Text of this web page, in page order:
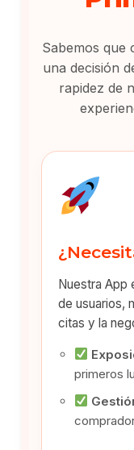
Sabemos que
una decisión
rapidez de
Nuestra App
de usuarios,
citas y la
primeros